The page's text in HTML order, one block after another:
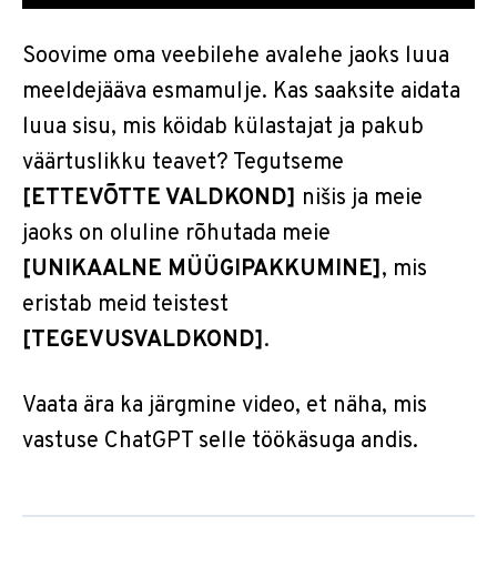
Soovime oma veebilehe avalehe jaoks luua
meeldejääva esmamulje. Kas saaksite aidata
luua sisu, mis köidab külastajat ja pakub
väärtuslikku teavet? Tegutseme
[ETTEVÕTTE VALDKOND] nišis ja meie
jaoks on oluline rõhutada meie
[UNIKAALNE MÜÜGIPAKKUMINE] , mis
eristab meid teistest
[TEGEVUSVALDKOND] .
Vaata ära ka järgmine video, et näha, mis
vastuse ChatGPT selle töökäsuga andis.